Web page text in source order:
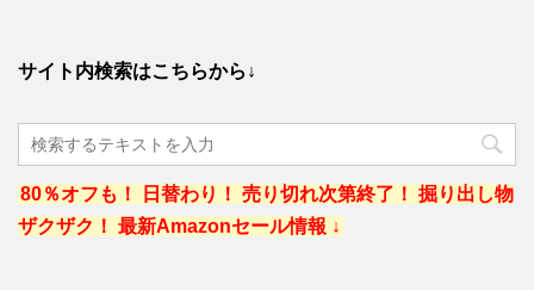
サイト内検索はこちらから↓
80％オフも！ 日替わり！ 売り切れ次第終了！ 掘り出し物
ザクザク！ 最新Amazonセール情報 ↓